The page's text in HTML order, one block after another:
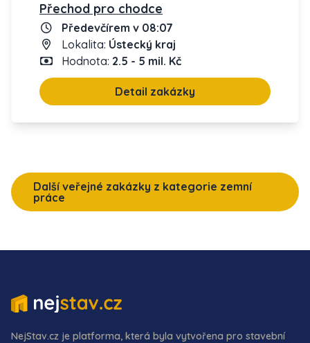
Přechod pro chodce
Předevčírem v 08:07
Lokalita: Ústecký kraj
Hodnota: 2.5 - 5 mil. Kč
Detail zakázky
Další veřejné zakázky z kategorie zemní
práce
NejStav.cz je platforma, která byla vytvořena pro stavební